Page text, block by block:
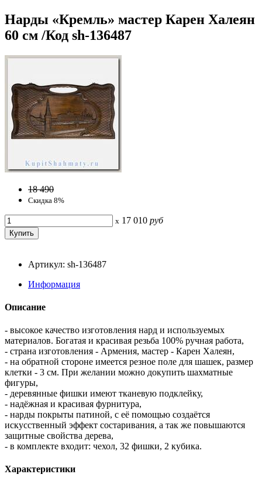
Нарды «Кремль» мастер Карен Халеян
60 см /Код sh-136487
18 490
Скидка 8%
x 17 010 руб
Артикул: sh-136487
Информация
Описание
- высокое качество изготовления нард и используемых
материалов. Богатая и красивая резьба 100% ручная работа,
- страна изготовления - Армения, мастер - Карен Халеян,
- на обратной стороне имеется резное поле для шашек, размер
клетки - 3 см. При желании можно докупить шахматные
фигуры,
- деревянные фишки имеют тканевую подклейку,
- надёжная и красивая фурнитура,
- нарды покрыты патиной, с её помощью создаётся
искусственный эффект состаривания, а так же повышаются
защитные свойства дерева,
- в комплекте входит: чехол, 32 фишки, 2 кубика.
Характеристики